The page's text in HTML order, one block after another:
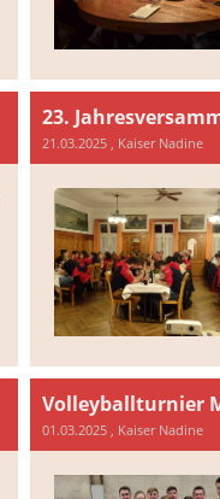
23.
21.03.2025, Kaiser Nadine
Volleyballturnier
01.03.2025, Kaiser Nadine